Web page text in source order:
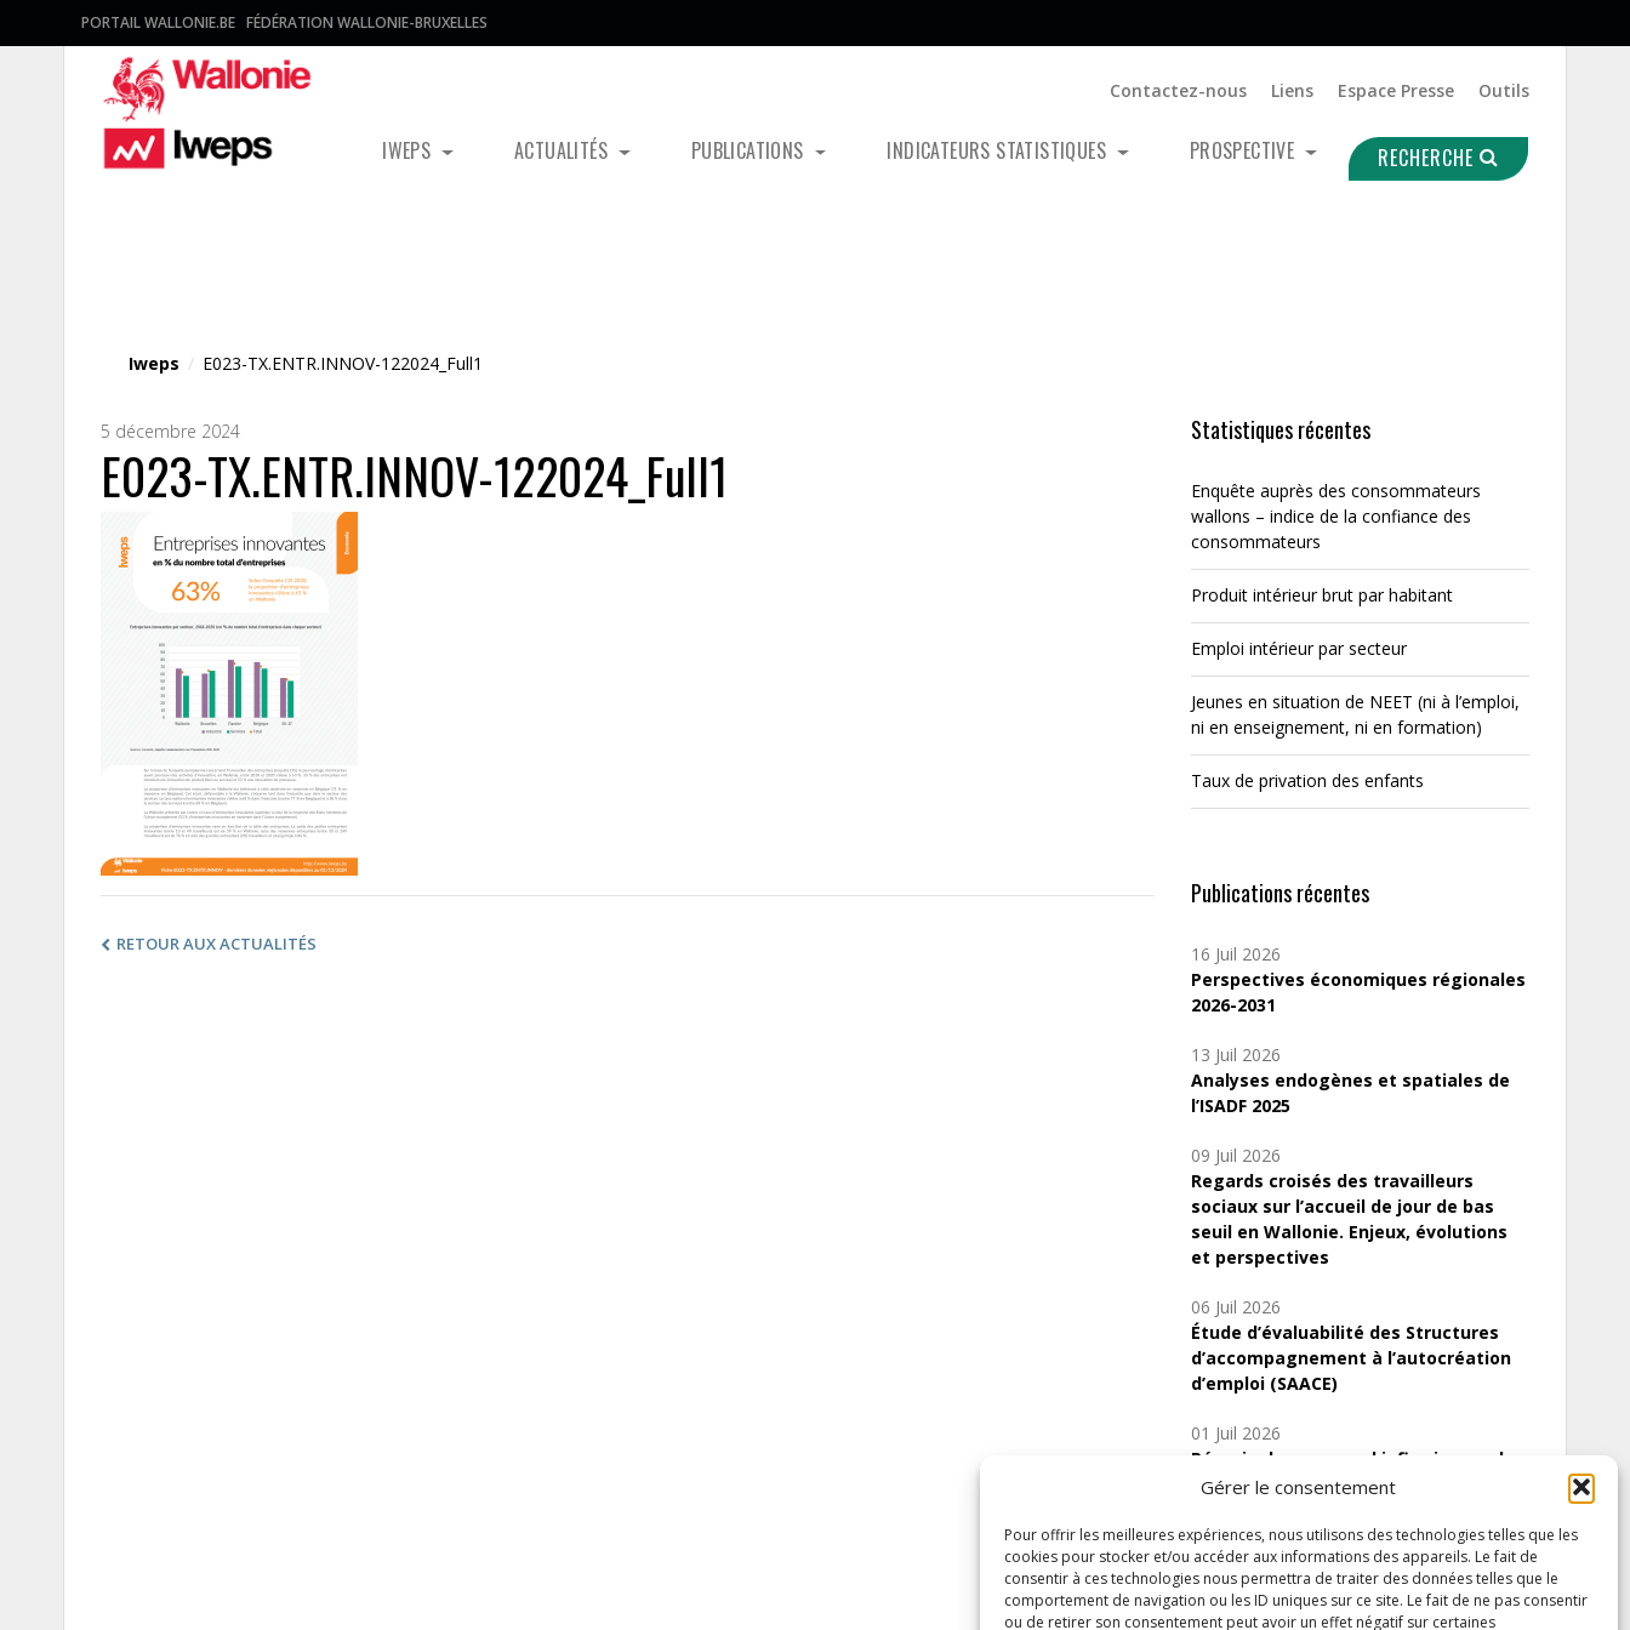
Gérer le consentement
Pour offrir les meilleures expériences, nous utilisons des technologies telles que les
cookies pour stocker et/ou accéder aux informations des appareils. Le fait de
consentir à ces technologies nous permettra de traiter des données telles que le
comportement de navigation ou les ID uniques sur ce site. Le fait de ne pas consentir
ou de retirer son consentement peut avoir un effet négatif sur certaines
PORTAIL WALLONIE.BE FÉDÉRATION WALLONIE-BRUXELLES
Contactez-nous Liens Espace Presse Outils
IWEPS ACTUALITÉS PUBLICATIONS INDICATEURS STATISTIQUES PROSPECTIVE RECHERCHE
Iweps / E023-TX.ENTR.INNOV-122024_Full1
5 décembre 2024
E023-TX.ENTR.INNOV-122024_Full1
RETOUR AUX ACTUALITÉS
Statistiques récentes
Enquête auprès des consommateurs
wallons – indice de la confiance des
consommateurs
Produit intérieur brut par habitant
Emploi intérieur par secteur
Jeunes en situation de NEET (ni à l’emploi,
ni en enseignement, ni en formation)
Taux de privation des enfants
Publications récentes
16 Juil 2026
Perspectives économiques régionales
2026-2031
13 Juil 2026
Analyses endogènes et spatiales de
l’ISADF 2025
09 Juil 2026
Regards croisés des travailleurs
sociaux sur l’accueil de jour de bas
seuil en Wallonie. Enjeux, évolutions
et perspectives
06 Juil 2026
Étude d’évaluabilité des Structures
d’accompagnement à l’autocréation
d’emploi (SAACE)
01 Juil 2026
Pénurie du personnel infirmier :quels
indicateurs d’offre de soins pour
Inscrivez-vous à notre newsletter